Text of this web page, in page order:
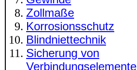
Zollmaße
Korrosionsschutz
Blindniettechnik
Sicherung von
Verbindungselemente